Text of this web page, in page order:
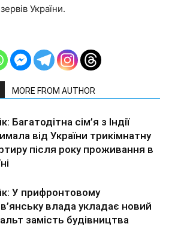
України.
MORE FROM AUTHOR
Багатодітна сім’я з Індії
від України трикімнатну
після року проживання в
У прифронтовому
влада укладає новий
замість будівництва